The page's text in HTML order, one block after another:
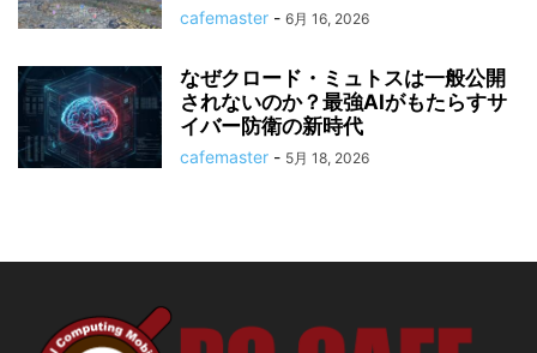
cafemaster - 6月 16, 2026
なぜクロード・ミュトスは一般公開
されないのか？最強AIがもたらすサ
イバー防衛の新時代
cafemaster - 5月 18, 2026